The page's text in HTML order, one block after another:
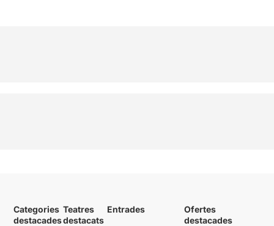
Categories
destacades
Teatres
destacats
Entrades
Ofertes
destacades